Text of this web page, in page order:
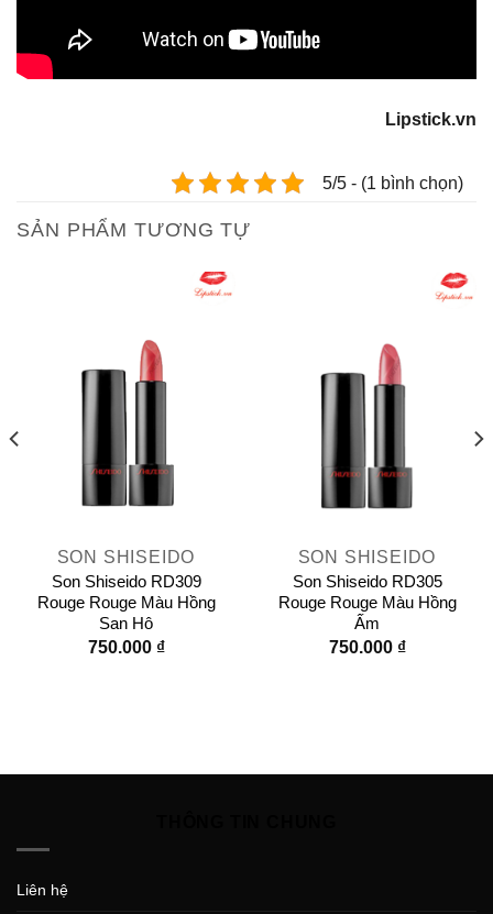
Lipstick.vn
5/5 - (1 bình chọn)
SẢN PHẨM TƯƠNG TỰ
SON SHISEIDO
Son Shiseido RD309
Rouge Rouge Màu Hồng
San Hô
750.000 ₫
SON SHISEIDO
Son Shiseido RD305
Rouge Rouge Màu Hồng
Ấm
750.000 ₫
Liên hệ